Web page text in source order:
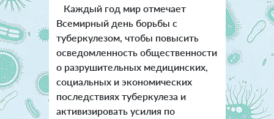
Каждый год мир отмечает
Всемирный день борьбы с
туберкулезом, чтобы повысить
осведомленность общественности
о разрушительных медицинских,
социальных и экономических
последствиях туберкулеза и
активизировать усилия по